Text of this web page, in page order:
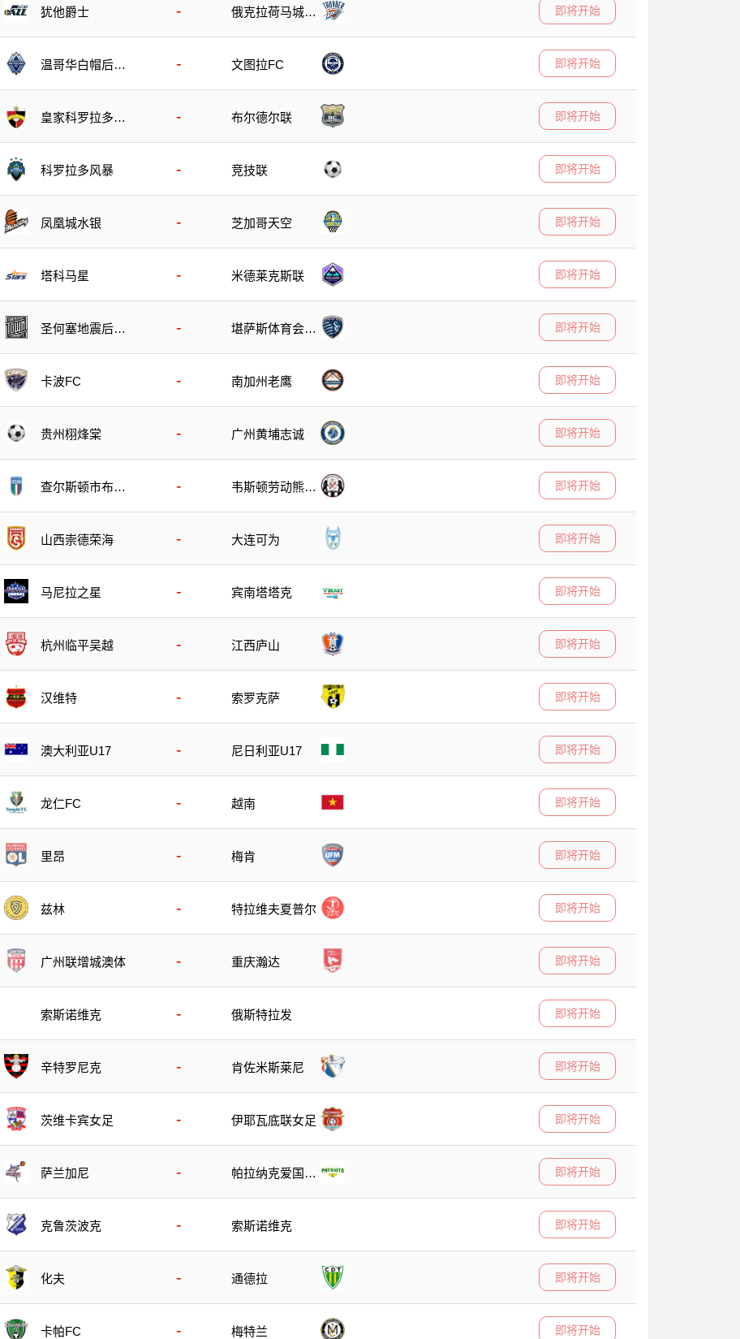
犹他爵士 -
俄克拉荷马城雷
即将开始
温哥华白帽后备
- 文图拉FC 即将开始
皇家科罗拉多狐
- 布尔德尔联 即将开始
科罗拉多风暴 - 竞技联 即将开始
凤凰城水银 - 芝加哥天空 即将开始
塔科马星 - 米德莱克斯联 即将开始
圣何塞地震后备
-
堪萨斯体育会后
即将开始
卡波FC - 南加州老鹰 即将开始
贵州栩烽棠 - 广州黄埔志诚 即将开始
查尔斯顿市布鲁
-
韦斯顿劳动熊后
即将开始
山西崇德荣海 - 大连可为 即将开始
马尼拉之星 - 宾南塔塔克 即将开始
杭州临平吴越 - 江西庐山 即将开始
汉维特 - 索罗克萨 即将开始
澳大利亚U17 - 尼日利亚U17 即将开始
龙仁FC - 越南 即将开始
里昂 - 梅肯 即将开始
兹林 - 特拉维夫夏普尔 即将开始
广州联增城澳体 - 重庆瀚达 即将开始
索斯诺维克 - 俄斯特拉发 即将开始
辛特罗尼克 - 肯佐米斯莱尼 即将开始
茨维卡宾女足 - 伊耶瓦底联女足 即将开始
萨兰加尼 -
帕拉纳克爱国者
即将开始
克鲁茨波克 - 索斯诺维克 即将开始
化夫 - 通德拉 即将开始
卡帕FC - 梅特兰 即将开始